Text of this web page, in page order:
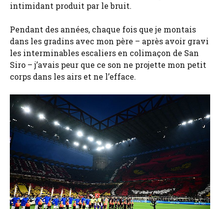
intimidant produit par le bruit.
Pendant des années, chaque fois que je montais
dans les gradins avec mon père – après avoir gravi
les interminables escaliers en colimaçon de San
Siro – j’avais peur que ce son ne projette mon petit
corps dans les airs et ne l’efface.